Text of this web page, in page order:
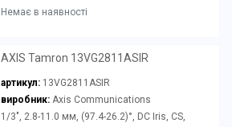
Немає в наявності
AXIS Tamron 13VG2811ASIR
артикул: 13VG2811ASIR
виробник:Axis Communications
1/3", 2.8-11.0 мм, (97.4-26.2)°, DC Iris, CS,